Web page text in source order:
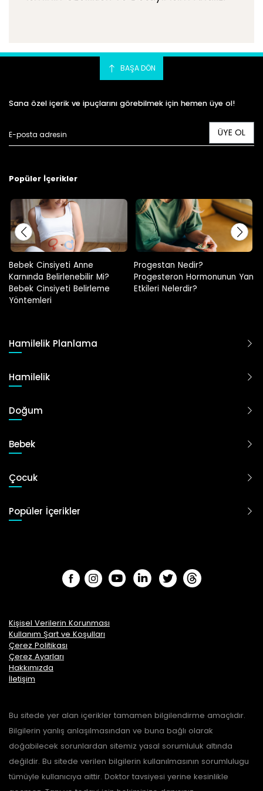
BAŞA DÖN
Sana özel içerik ve ipuçlarını görebilmek için hemen üye ol!
ÜYE OL
Popüler İçerikler
Progestan Nedir?
Progesteron Hormonunun Yan
Etkileri Nelerdir?
Hamilelikte Adet Görülür Mü?
Hamilelik Planlama
Hamilelik
Doğum
Bebek
Çocuk
Popüler İçerikler
Kişisel Verilerin Korunması
Kullanım Şart ve Koşulları
Çerez Politikası
Çerez Ayarları
Hakkımızda
İletişim
Bu sitede yer alan içerikler tamamen bilgilendirme amaçlıdır.
Bilgilerin yanlış anlaşılmasından ve buna bağlı olarak
doğabilecek sorunlardan sitemiz yasal sorumluluk altında
değildir. Bu sitede verilen bilgilerin kullanılmasının sorumlulugu
tümüyle kullanıcıya aittir. Doktor tavsiyesi yerine kesinlikle